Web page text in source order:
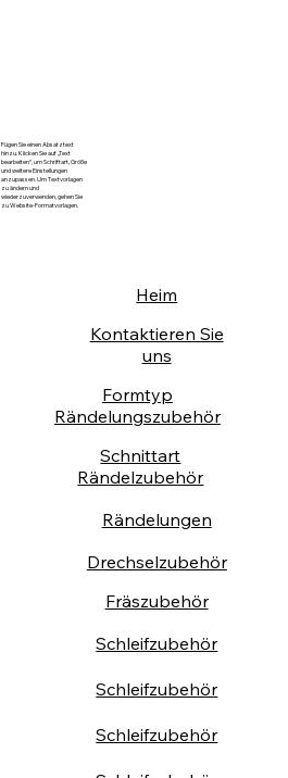
Fügen Sie einen Absatztext
hinzu. Klicken Sie auf „Text
bearbeiten“, um Schriftart, Größe
und weitere Einstellungen
anzupassen. Um Textvorlagen
zu ändern und
wiederzuverwenden, gehen Sie
zu Website-Formatvorlagen.
Heim
Kontaktieren Sie
uns
Formtyp
Rändelungszubehör
Schnittart
Rändelzubehör
Rändelungen
Drechselzubehör
Fräszubehör
Schleifzubehör
Schleifzubehör
Schleifzubehör